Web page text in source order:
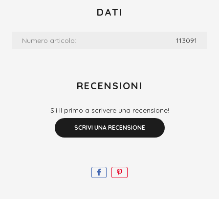
DATI
Numero articolo: 113091
RECENSIONI
Sii il primo a scrivere una recensione!
SCRIVI UNA RECENSIONE